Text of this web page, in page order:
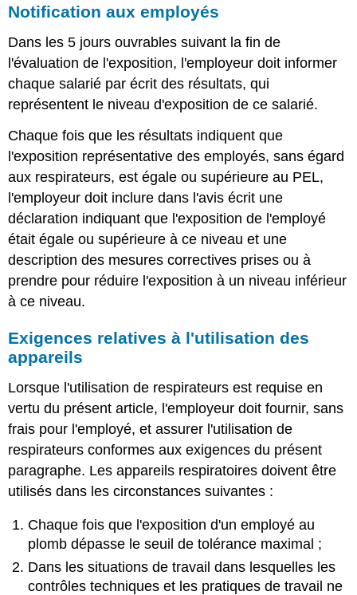
Notification aux employés
Dans les 5 jours ouvrables suivant la fin de
l'évaluation de l'exposition, l'employeur doit informer
chaque salarié par écrit des résultats, qui
représentent le niveau d'exposition de ce salarié.
Chaque fois que les résultats indiquent que
l'exposition représentative des employés, sans égard
aux respirateurs, est égale ou supérieure au PEL,
l'employeur doit inclure dans l'avis écrit une
déclaration indiquant que l'exposition de l'employé
était égale ou supérieure à ce niveau et une
description des mesures correctives prises ou à
prendre pour réduire l'exposition à un niveau inférieur
à ce niveau.
Exigences relatives à l'utilisation des
appareils
Lorsque l'utilisation de respirateurs est requise en
vertu du présent article, l'employeur doit fournir, sans
frais pour l'employé, et assurer l'utilisation de
respirateurs conformes aux exigences du présent
paragraphe. Les appareils respiratoires doivent être
utilisés dans les circonstances suivantes :
Chaque fois que l'exposition d'un employé au
plomb dépasse le seuil de tolérance maximal ;
Dans les situations de travail dans lesquelles les
contrôles techniques et les pratiques de travail ne